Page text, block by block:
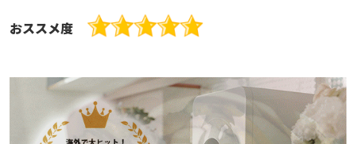
おススメ度